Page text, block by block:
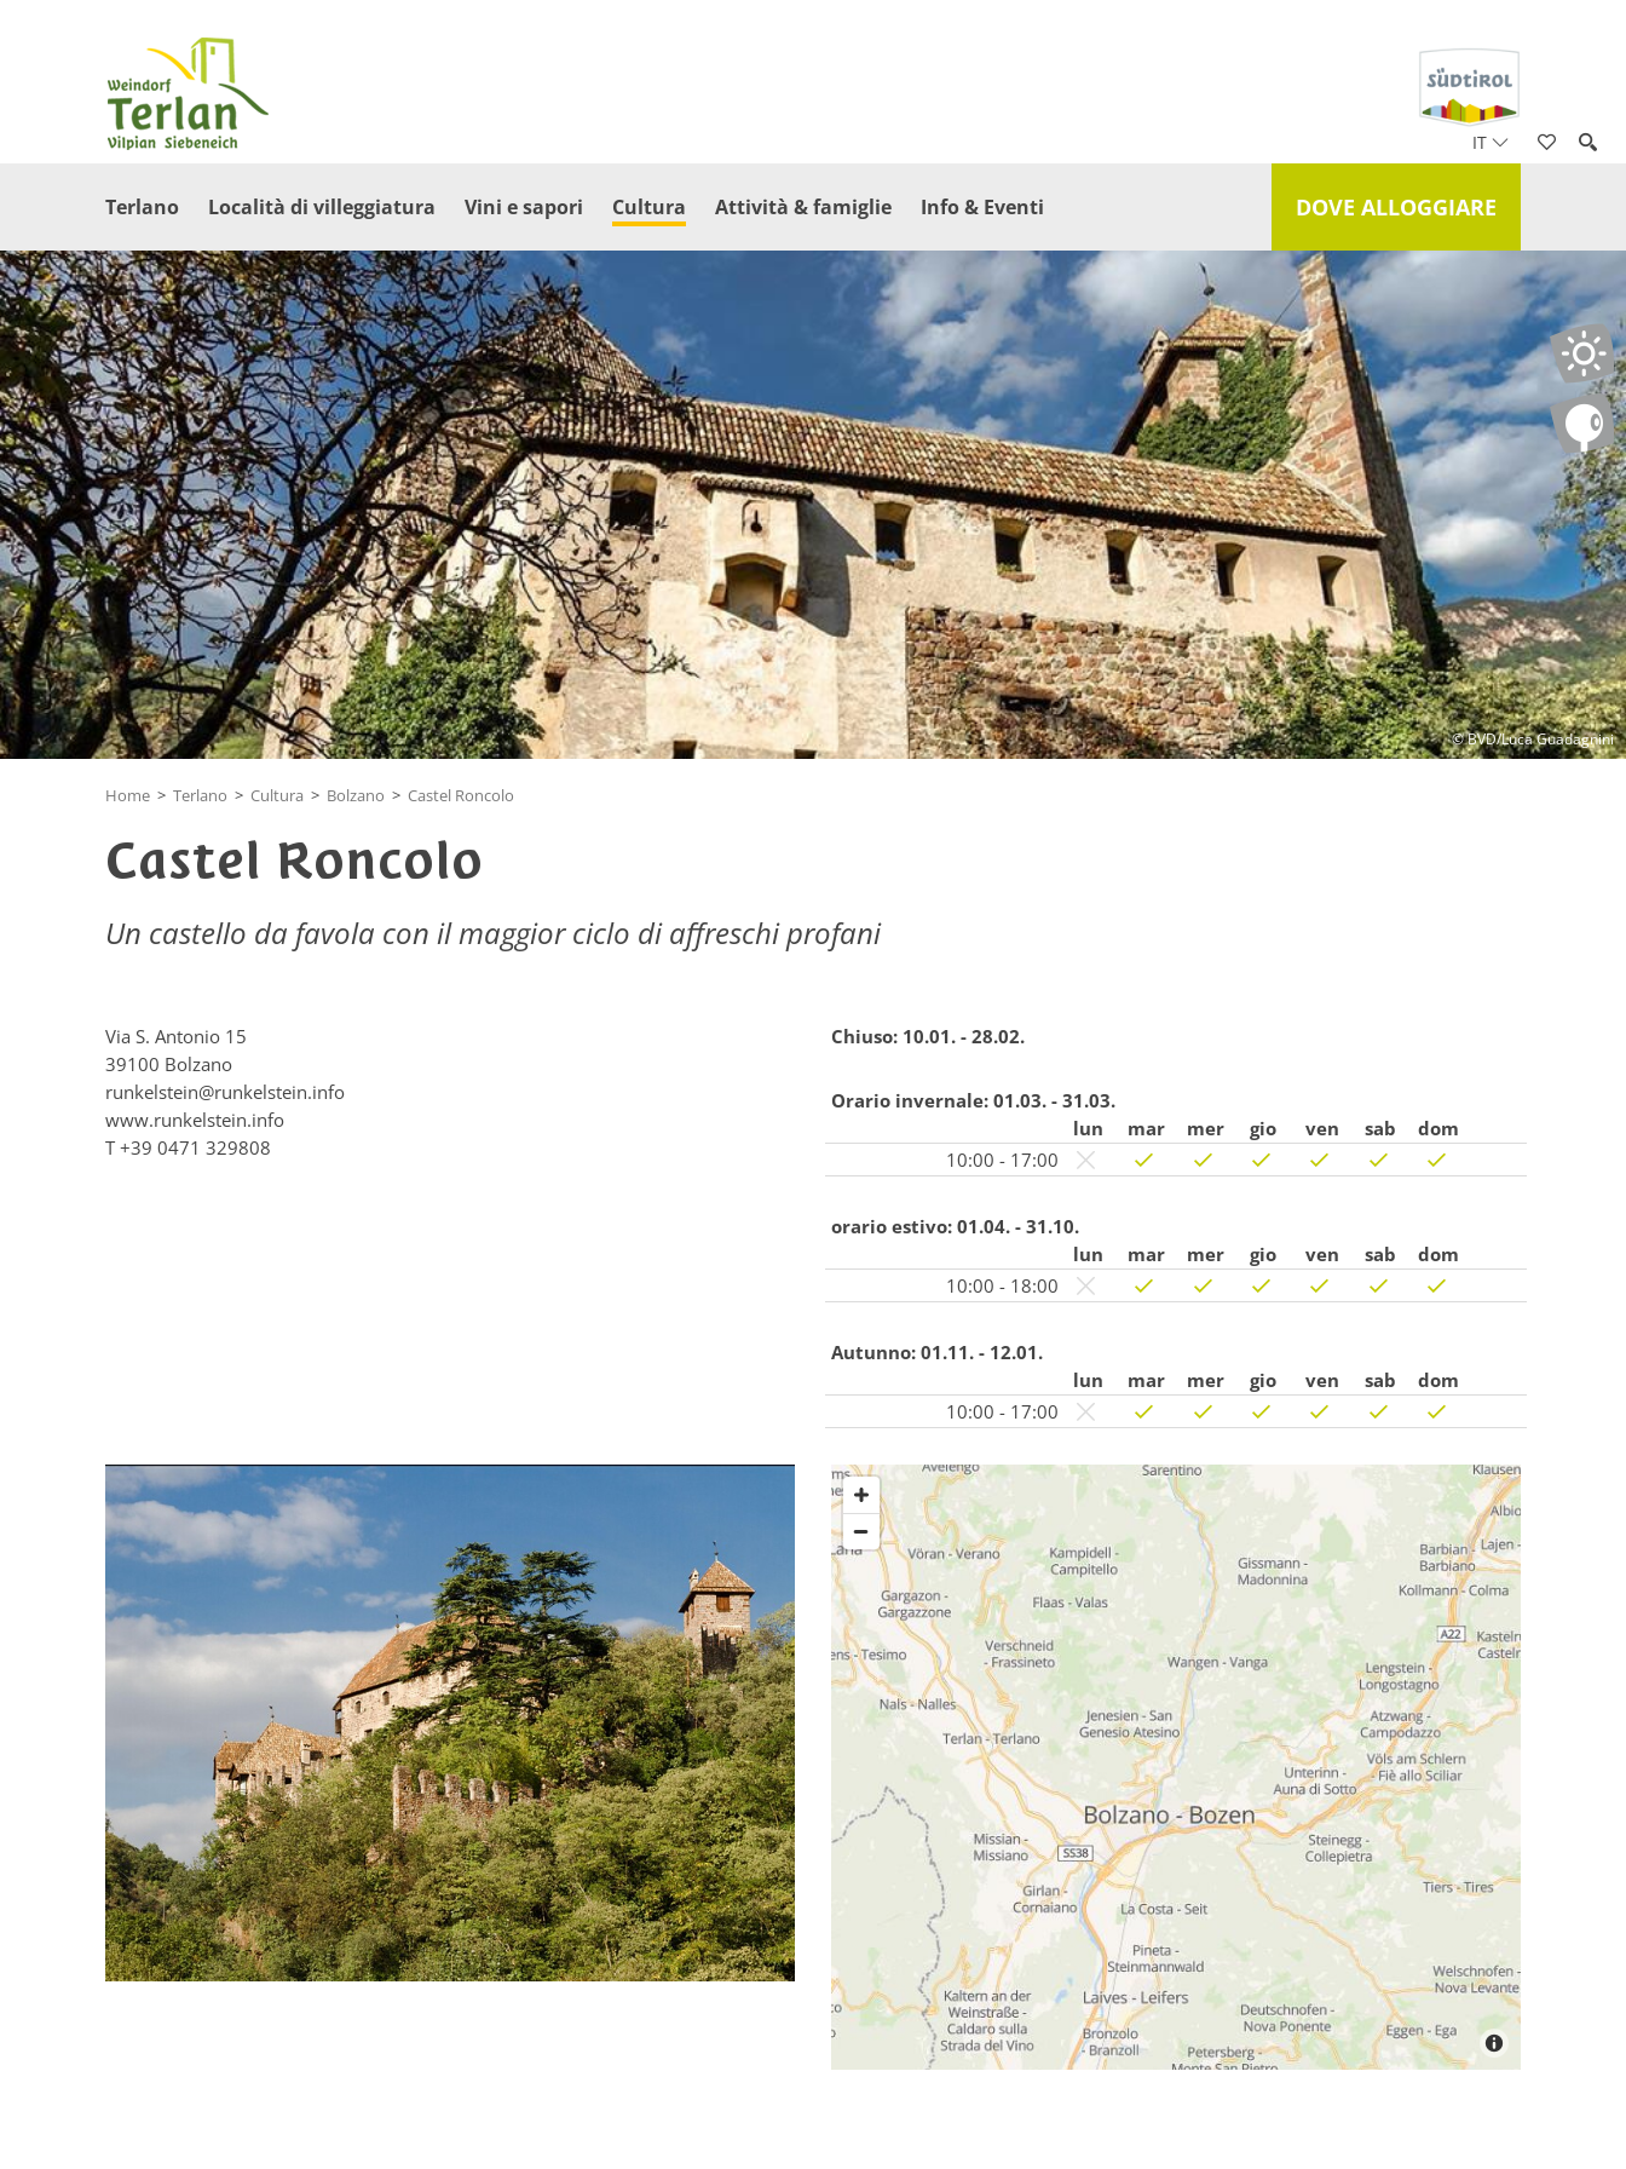
IT
DOVE ALLOGGIARE
Terlano Località di villeggiatura Vini e sapori Cultura Attività & famiglie Info & Eventi
© BVD/Luca Guadagnini
Home > Terlano > Cultura > Bolzano > Castel Roncolo
Castel Roncolo
Un castello da favola con il maggior ciclo di affreschi profani
Via S. Antonio 15
39100 Bolzano
runkelstein@runkelstein.info
www.runkelstein.info
T +39 0471 329808
Chiuso: 10.01. - 28.02.
Orario invernale: 01.03. - 31.03.
lun
mar mer gio ven sab
dom
10:00 - 17:00
orario estivo: 01.04. - 31.10.
lun
mar mer gio ven sab
dom
10:00 - 18:00
Autunno: 01.11. - 12.01.
lun
mar mer gio ven sab
dom
10:00 - 17:00